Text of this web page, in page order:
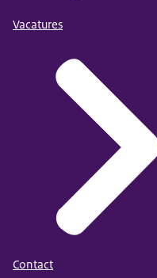
Vacatures
Contact